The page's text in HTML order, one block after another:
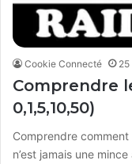
Cookie Connecté
Comprendre
0,1,5,10,50)
Comprendre
n’est jamais une